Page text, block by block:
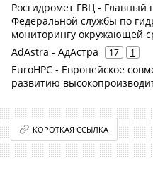
Росгидромет ГВЦ -
Федеральной службы по
мониторингу окружающей
AdAstra - АдАстра 17 1
EuroHPC - Европейское
развитию
КОРОТКАЯ ССЫЛКА